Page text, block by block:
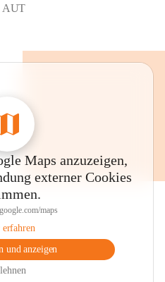
AUT
Maps anzuzeigen,
externer Cookies
maps
und anzeigen